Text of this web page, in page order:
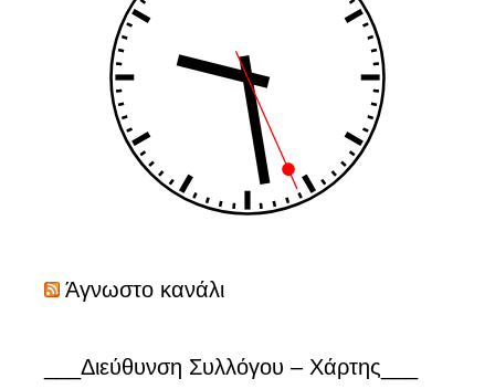
Άγνωστο κανάλι
___Διεύθυνση Συλλόγου – Χάρτης___